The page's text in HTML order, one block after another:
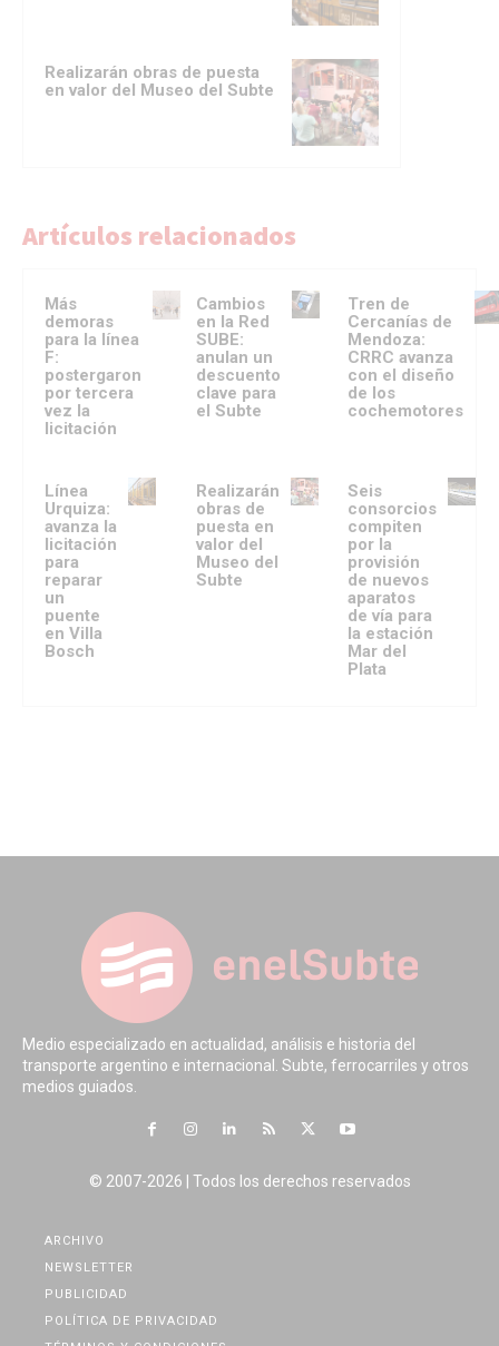
Realizarán obras de puesta
en valor del Museo del Subte
Artículos relacionados
Más
demoras
para la línea
F:
postergaron
por tercera
vez la
licitación
Cambios
en la Red
SUBE:
anulan un
descuento
clave para
el Subte
Tren de
Cercanías de
Mendoza:
CRRC avanza
con el diseño
de los
cochemotores
Línea
Urquiza:
avanza la
licitación
para
reparar
un
puente
en Villa
Bosch
Realizarán
obras de
puesta en
valor del
Museo del
Subte
Seis
consorcios
compiten
por la
provisión
de nuevos
aparatos
de vía para
la estación
Mar del
Plata
Medio especializado en actualidad, análisis e historia del
transporte argentino e internacional. Subte, ferrocarriles y otros
medios guiados.
© 2007-2026 | Todos los derechos reservados
ARCHIVO
NEWSLETTER
PUBLICIDAD
POLÍTICA DE PRIVACIDAD